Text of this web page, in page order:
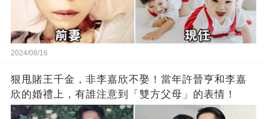
2024/08/16
狠甩賭王千金，非李嘉欣不娶！當年許晉亨和李嘉
欣的婚禮上，有誰注意到「雙方父母」的表情！